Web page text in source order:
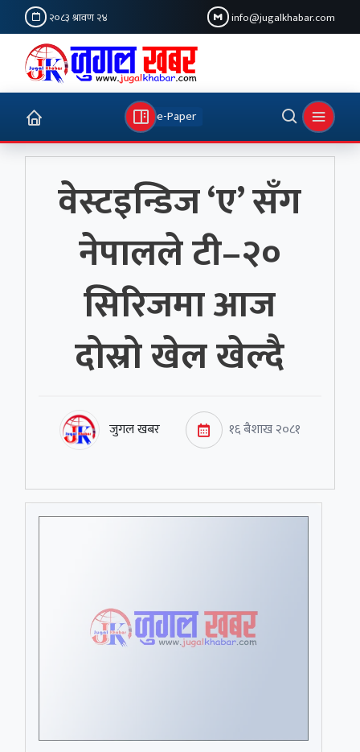
२०८३ श्रावण २४ info@jugalkhabar.com
e-Paper
वेस्टइन्डिज ‘ए’ सँग
नेपालले टी–२०
सिरिजमा आज
दोस्रो खेल खेल्दै
जुगल खबर १६ बैशाख २०८१